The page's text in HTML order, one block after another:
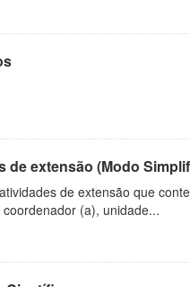
de extensão (Modo
de extensão que
(a), unidade...